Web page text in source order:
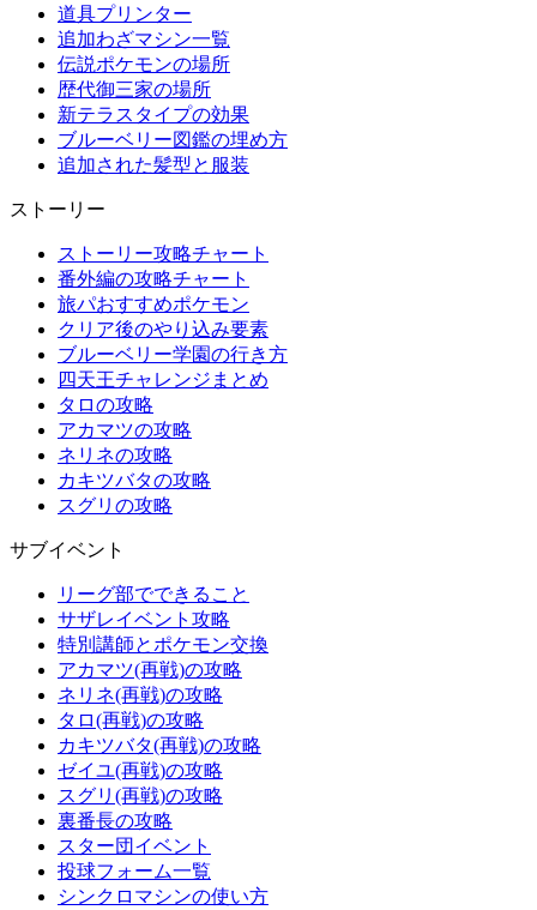
道具プリンター
追加わざマシン一覧
伝説ポケモンの場所
歴代御三家の場所
新テラスタイプの効果
ブルーベリー図鑑の埋め方
追加された髪型と服装
ストーリー
ストーリー攻略チャート
番外編の攻略チャート
旅パおすすめポケモン
クリア後のやり込み要素
ブルーベリー学園の行き方
四天王チャレンジまとめ
タロの攻略
アカマツの攻略
ネリネの攻略
カキツバタの攻略
スグリの攻略
サブイベント
リーグ部でできること
サザレイベント攻略
特別講師とポケモン交換
アカマツ(再戦)の攻略
ネリネ(再戦)の攻略
タロ(再戦)の攻略
カキツバタ(再戦)の攻略
ゼイユ(再戦)の攻略
スグリ(再戦)の攻略
裏番長の攻略
スター団イベント
投球フォーム一覧
シンクロマシンの使い方